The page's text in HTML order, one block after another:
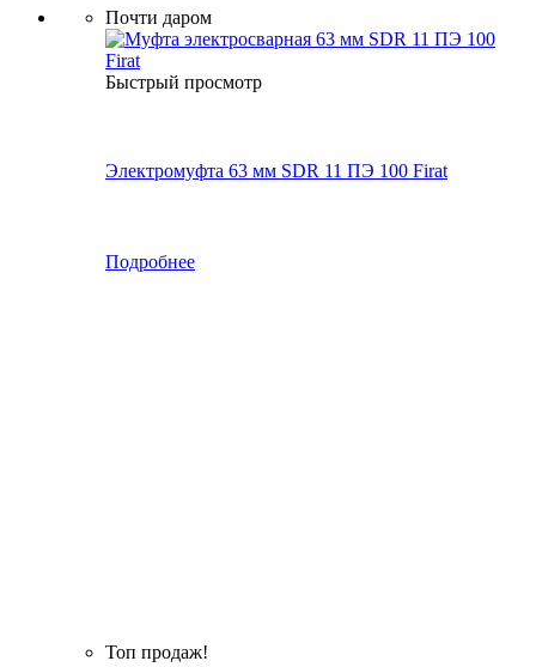
Почти даром
Быстрый просмотр
Электромуфта 63 мм SDR 11 ПЭ 100 Firat
Подробнее
Топ продаж!